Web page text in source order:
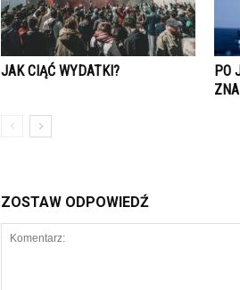
JAK CIĄĆ WYDATKI?
PO
ZOSTAW ODPOWIEDŹ